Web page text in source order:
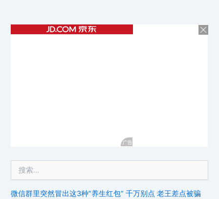
微信群里突然冒出这3种”养生红包” 千万别点 老王差点被骗